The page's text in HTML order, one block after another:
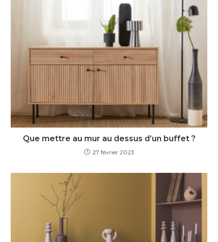
Que mettre au mur au dessus d’un buffet ?
27 février 2023